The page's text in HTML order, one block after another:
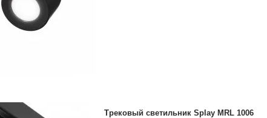
Трековый светильник Splay MRL 1006